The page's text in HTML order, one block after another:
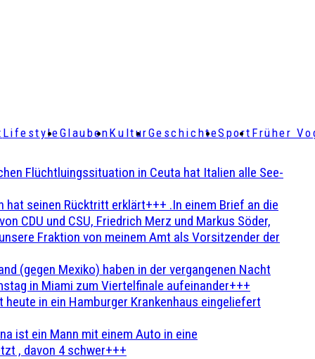
LifestyleGlaubenKulturGeschichteSport Früher
Flüchtluingssituation in Ceuta hat Italien alle See-
hat seinen Rücktritt erklärt+++ .In einem Brief an die
CDU und CSU, Friedrich Merz und Markus Söder,
Fraktion von meinem Amt als Vorsitzender der
(gegen Mexiko) haben in der vergangenen Nacht
in Miami zum Viertelfinale aufeinander+++
in ein Hamburger Krankenhaus eingeliefert
ist ein Mann mit einem Auto in eine
, davon 4 schwer+++